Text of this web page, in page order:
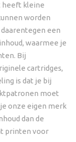
heeft kleine
worden
een
waarmee je
Bij
cartridges,
is dat je bij
moet
onze eigen merk
dan de
printen voor